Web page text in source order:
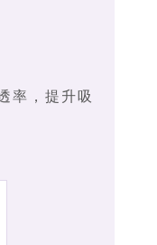
率，提升吸